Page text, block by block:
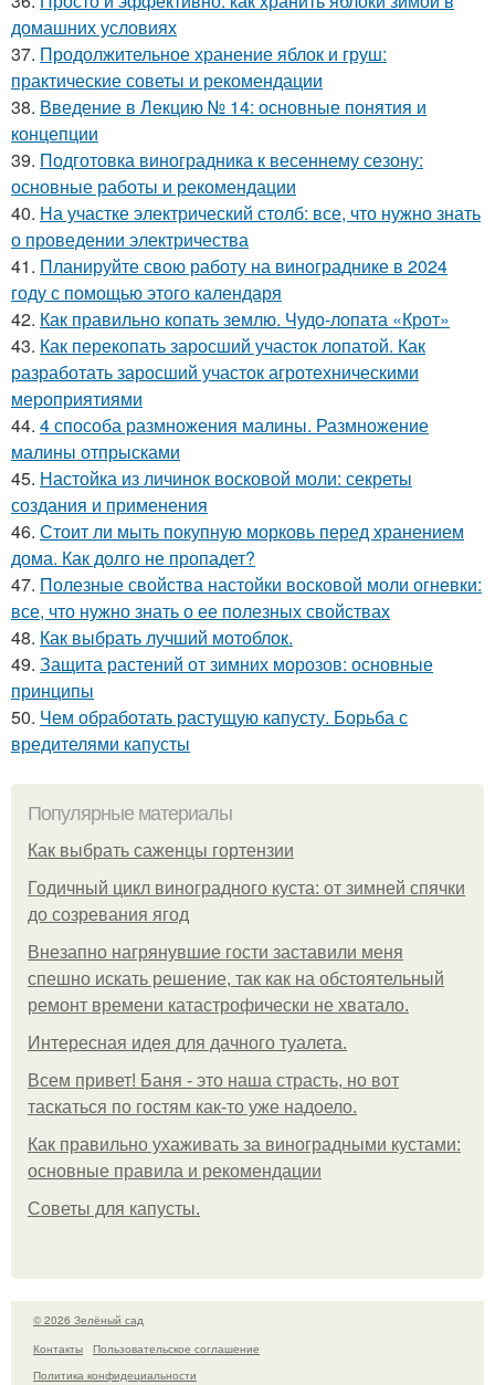
домашних условиях
37. Продолжительное хранение яблок и груш:
практические советы и рекомендации
38. Введение в Лекцию № 14: основные понятия и
концепции
39. Подготовка виноградника к весеннему сезону:
основные работы и рекомендации
40. На участке электрический столб: все, что нужно знать
о проведении электричества
41. Планируйте свою работу на винограднике в 2024
году с помощью этого календаря
42. Как правильно копать землю. Чудо-лопата «Крот»
43. Как перекопать заросший участок лопатой. Как
разработать заросший участок агротехническими
мероприятиями
44. 4 способа размножения малины. Размножение
малины отпрысками
45. Настойка из личинок восковой моли: секреты
создания и применения
46. Стоит ли мыть покупную морковь перед хранением
дома. Как долго не пропадет?
47. Полезные свойства настойки восковой моли огневки:
все, что нужно знать о ее полезных свойствах
48. Как выбрать лучший мотоблок.
49. Защита растений от зимних морозов: основные
принципы
50. Чем обработать растущую капусту. Борьба с
вредителями капусты
Популярные материалы
Как выбрать саженцы гортензии
Годичный цикл виноградного куста: от зимней спячки
до созревания ягод
Внезапно нагрянувшие гости заставили меня
спешно искать решение, так как на обстоятельный
ремонт времени катастрофически не хватало.
Интересная идея для дачного туалета.
Всем привет! Баня - это наша страсть, но вот
таскаться по гостям как-то уже надоело.
Как правильно ухаживать за виноградными кустами:
основные правила и рекомендации
Советы для капусты.
© 2026 Зелёный сад
Контакты
Пользовательское соглашение
Политика конфидециальности